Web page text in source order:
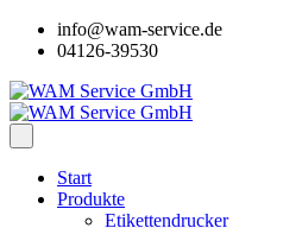
info@wam-service.de
04126-39530
Start
Produkte
Etikettendrucker